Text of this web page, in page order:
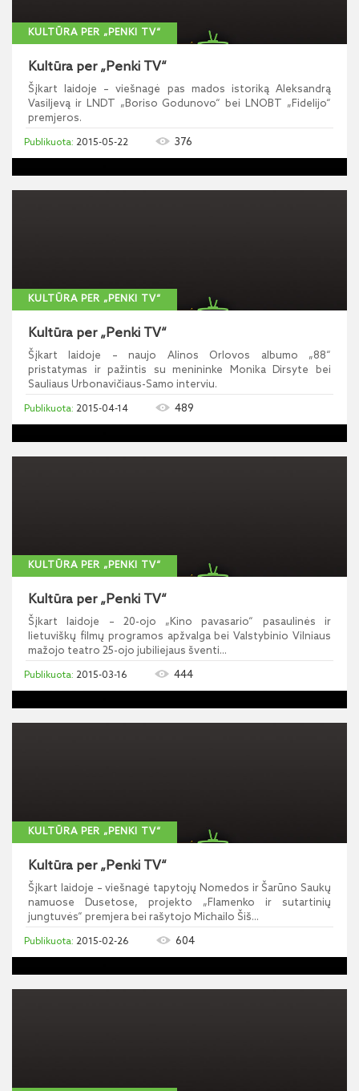
KULTŪRA PER „PENKI TV“
Kultūra per „Penki TV“
Šįkart laidoje – viešnagė pas mados istoriką Aleksandrą
Vasiljevą ir LNDT „Boriso Godunovo“ bei LNOBT „Fidelijo“
premjeros.
2015-05-22 376
KULTŪRA PER „PENKI TV“
Kultūra per „Penki TV“
Šįkart laidoje – naujo Alinos Orlovos albumo „88“
pristatymas ir pažintis su menininke Monika Dirsyte bei
Sauliaus Urbonavičiaus-Samo interviu.
2015-04-14 489
KULTŪRA PER „PENKI TV“
Kultūra per „Penki TV“
Šįkart laidoje – 20-ojo „Kino pavasario“ pasaulinės ir
lietuviškų filmų programos apžvalga bei Valstybinio Vilniaus
mažojo teatro 25-ojo jubiliejaus šventi...
2015-03-16 444
KULTŪRA PER „PENKI TV“
Kultūra per „Penki TV“
Šįkart laidoje – viešnagė tapytojų Nomedos ir Šarūno Saukų
namuose Dusetose, projekto „Flamenko ir sutartinių
jungtuvės“ premjera bei rašytojo Michailo Šiš...
2015-02-26 604